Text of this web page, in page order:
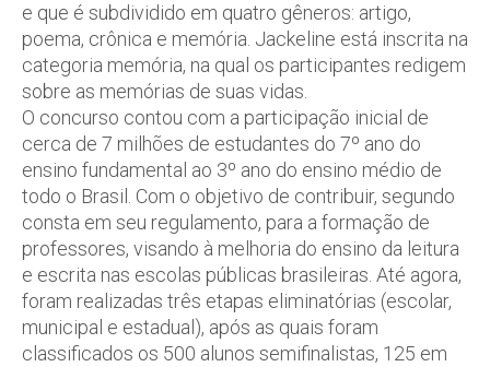
e que é subdividido em quatro gêneros: artigo,
poema, crônica e memória. Jackeline está inscrita na
categoria memória, na qual os participantes redigem
sobre as memórias de suas vidas.
O concurso contou com a participação inicial de
cerca de 7 milhões de estudantes do 7º ano do
ensino fundamental ao 3º ano do ensino médio de
todo o Brasil. Com o objetivo de contribuir, segundo
consta em seu regulamento, para a formação de
professores, visando à melhoria do ensino da leitura
e escrita nas escolas públicas brasileiras. Até agora,
foram realizadas três etapas eliminatórias (escolar,
municipal e estadual), após as quais foram
classificados os 500 alunos semifinalistas, 125 em